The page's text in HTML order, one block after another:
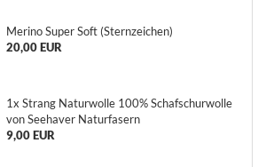
Me­ri­no Super Soft (Stern­zei­chen)
20,00 EUR
1x Strang Na­tur­wol­le 100% Schaf­schur­wol­le
von See­ha­ver Na­tur­fa­sern
9,00 EUR